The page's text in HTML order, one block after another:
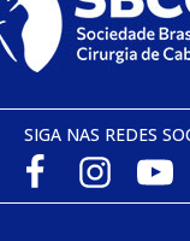
SIGA NAS REDES